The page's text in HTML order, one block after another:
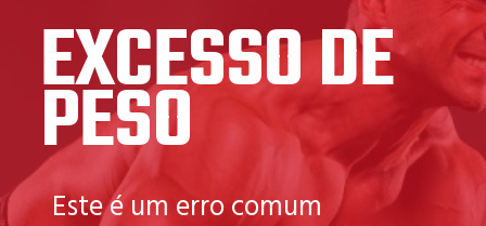
EXCESSO DE
PESO
Este é um erro comum